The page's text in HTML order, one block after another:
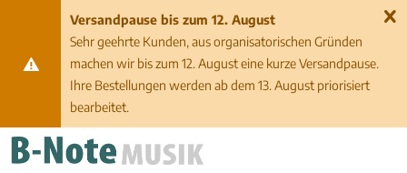
Versandpause bis zum 12. August
Sehr geehrte Kunden, aus organisatorischen Gründen
machen wir bis zum 12. August eine kurze Versandpause.
Ihre Bestellungen werden ab dem 13. August priorisiert
bearbeitet.